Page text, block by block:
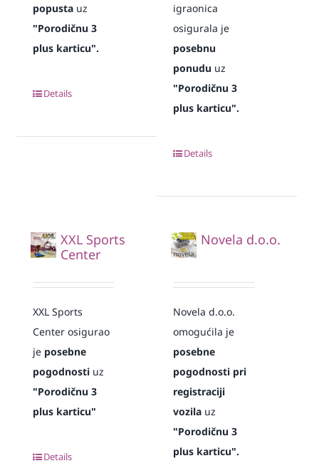
popustauz
"Porodičnu 3
plus karticu".
Details
igraonica
osigurala je
posebnu
ponudu uz
"Porodičnu 3
plus karticu".
Details
XXL Sports
Center
XXL Sports
Center osigurao
je posebne
pogodnostiuz
"Porodičnu 3
plus karticu"
Details
Novela d.o.o.
Novela d.o.o.
omogućila je
posebne
pogodnosti pri
registraciji
vozila uz
"Porodičnu 3
plus karticu".